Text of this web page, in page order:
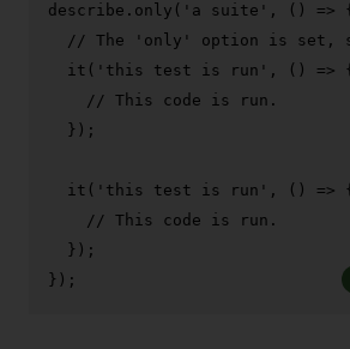
describe. only ( 'a suite' , () => {
// The 'only' option is set,
it ( 'this test is run' , () => {
// This code is run.
  });
it ( 'this test is run' , () => {
// This code is run.
  });
});